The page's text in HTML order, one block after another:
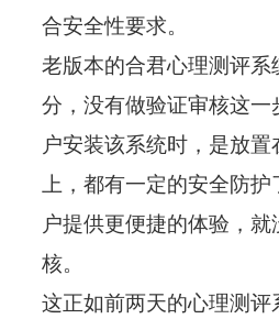
合安全性要求。
老版本的合君心理测评系
分，没有做验证审核这一
户安装该系统时，是放
上，都有一定的安全防护
户提供更便捷的体验，
核。
这正如前两天的心理测